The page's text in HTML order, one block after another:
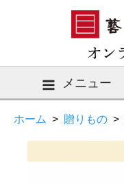
メニュー
ホーム > 贈りもの >